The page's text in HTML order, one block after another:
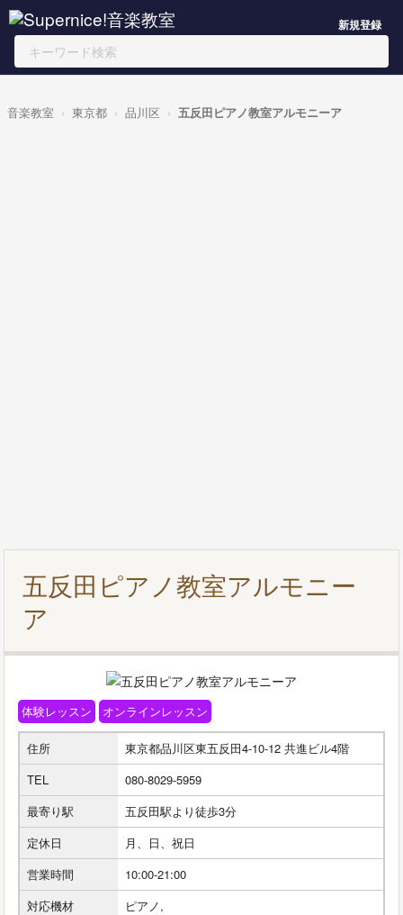
新規登録
音楽教室 東京都 品川区 五反田ピアノ教室アルモニーア
五反田ピアノ教室アルモニー
ア
体験レッスン オンラインレッスン
住所
東京都品川区東五反田4-10-12 共進ビル4階
TEL
080-8029-5959
最寄り駅
五反田駅より徒歩3分
定休日
月、日、祝日
営業時間
10:00-21:00
対応機材
ピアノ,